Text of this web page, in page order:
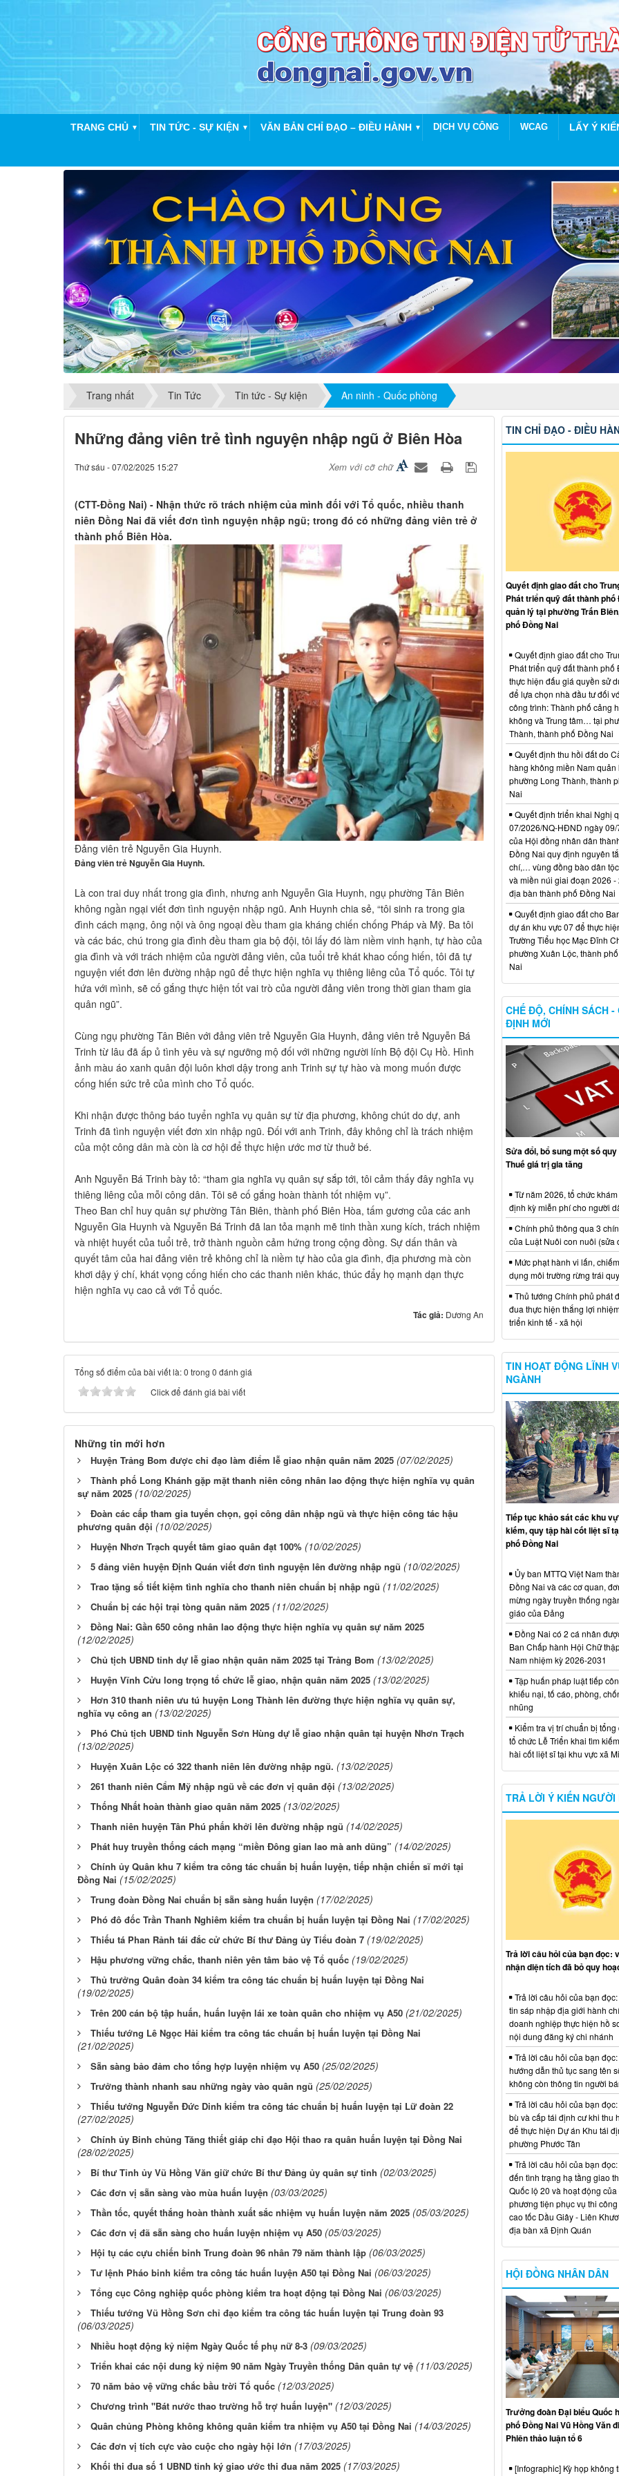
TRANG CHỦ ▼ TIN TỨC - SỰ KIỆN ▼ VĂN BẢN CHỈ ĐẠO – ĐIỀU HÀNH ▼ DỊCH VỤ CÔNG WCAG LẤY Ý
Trang nhất Tin Tức Tin tức - Sự kiện An ninh - Quốc phòng
Những đảng viên trẻ tình nguyện nhập ngũ ở Biên Hòa
Thứ sáu - 07/02/2025 15:27 Xem với cỡ chữ
(CTT-Đồng Nai) - Nhận thức rõ trách nhiệm của mình đối với Tổ quốc, nhiều thanh
niên Đồng Nai đã viết đơn tình nguyện nhập ngũ; trong đó có những đảng viên trẻ ở
thành phố Biên Hòa.
Đảng viên trẻ Nguyễn Gia Huynh.
Đảng viên trẻ Nguyễn Gia Huynh.
Là con trai duy nhất trong gia đình, nhưng anh Nguyễn Gia Huynh, ngụ phường Tân Biên
không ngần ngại viết đơn tình nguyện nhập ngũ. Anh Huynh chia sẻ, “tôi sinh ra trong gia
đình cách mạng, ông nội và ông ngoại đều tham gia kháng chiến chống Pháp và Mỹ. Ba tôi
và các bác, chú trong gia đình đều tham gia bộ đội, tôi lấy đó làm niềm vinh hạnh, tự hào của
gia đình và với trách nhiệm của người đảng viên, của tuổi trẻ khát khao cống hiến, tôi đã tự
nguyện viết đơn lên đường nhập ngũ để thực hiện nghĩa vụ thiêng liêng của Tổ quốc. Tôi tự
hứa với mình, sẽ cố gắng thực hiện tốt vai trò của người đảng viên trong thời gian tham gia
quân ngũ”.
Cùng ngụ phường Tân Biên với đảng viên trẻ Nguyễn Gia Huynh, đảng viên trẻ Nguyễn Bá
Trinh từ lâu đã ấp ủ tình yêu và sự ngưỡng mộ đối với những người lính Bộ đội Cụ Hồ. Hình
ảnh màu áo xanh quân đội luôn khơi dậy trong anh Trinh sự tự hào và mong muốn được
cống hiến sức trẻ của mình cho Tổ quốc.
Khi nhận được thông báo tuyển nghĩa vụ quân sự từ địa phương, không chút do dự, anh
Trinh đã tình nguyện viết đơn xin nhập ngũ. Đối với anh Trinh, đây không chỉ là trách nhiệm
của một công dân mà còn là cơ hội để thực hiện ước mơ từ thuở bé.
Anh Nguyễn Bá Trinh bày tỏ: “tham gia nghĩa vụ quân sự sắp tới, tôi cảm thấy đây nghĩa vụ
thiêng liêng của mỗi công dân. Tôi sẽ cố gắng hoàn thành tốt nhiệm vụ”.
Theo Ban chỉ huy quân sự phường Tân Biên, thành phố Biên Hòa, tấm gương của các anh
Nguyễn Gia Huynh và Nguyễn Bá Trinh đã lan tỏa mạnh mẽ tinh thần xung kích, trách nhiệm
và nhiệt huyết của tuổi trẻ, trở thành nguồn cảm hứng trong cộng đồng. Sự dấn thân và
quyết tâm của hai đảng viên trẻ không chỉ là niềm tự hào của gia đình, địa phương mà còn
khơi dậy ý chí, khát vọng cống hiến cho các thanh niên khác, thúc đẩy họ mạnh dạn thực
hiện nghĩa vụ cao cả với Tổ quốc.
Tác giả: Dương An
Tổng số điểm của bài viết là: 0 trong 0 đánh giá
Click để đánh giá bài viết
Những tin mới hơn
Huyện Trảng Bom được chỉ đạo làm điểm lễ giao nhận quân năm 2025 (07/02/2025)
Thành phố Long Khánh gặp mặt thanh niên công nhân lao động thực hiện nghĩa vụ quân
sự năm 2025 (10/02/2025)
Đoàn các cấp tham gia tuyển chọn, gọi công dân nhập ngũ và thực hiện công tác hậu
phương quân đội (10/02/2025)
Huyện Nhơn Trạch quyết tâm giao quân đạt 100% (10/02/2025)
5 đảng viên huyện Định Quán viết đơn tình nguyện lên đường nhập ngũ (10/02/2025)
Trao tặng sổ tiết kiệm tình nghĩa cho thanh niên chuẩn bị nhập ngũ (11/02/2025)
Chuẩn bị các hội trại tòng quân năm 2025 (11/02/2025)
Đồng Nai: Gần 650 công nhân lao động thực hiện nghĩa vụ quân sự năm 2025
(12/02/2025)
Chủ tịch UBND tỉnh dự lễ giao nhận quân năm 2025 tại Trảng Bom (13/02/2025)
Huyện Vĩnh Cửu long trọng tổ chức lễ giao, nhận quân năm 2025 (13/02/2025)
Hơn 310 thanh niên ưu tú huyện Long Thành lên đường thực hiện nghĩa vụ quân sự,
nghĩa vụ công an (13/02/2025)
Phó Chủ tịch UBND tỉnh Nguyễn Sơn Hùng dự lễ giao nhận quân tại huyện Nhơn Trạch
(13/02/2025)
Huyện Xuân Lộc có 322 thanh niên lên đường nhập ngũ. (13/02/2025)
261 thanh niên Cẩm Mỹ nhập ngũ về các đơn vị quân đội (13/02/2025)
Thống Nhất hoàn thành giao quân năm 2025 (13/02/2025)
Thanh niên huyện Tân Phú phấn khởi lên đường nhập ngũ (14/02/2025)
Phát huy truyền thống cách mạng “miền Đông gian lao mà anh dũng” (14/02/2025)
Chính ủy Quân khu 7 kiểm tra công tác chuẩn bị huấn luyện, tiếp nhận chiến sĩ mới tại
Đồng Nai (15/02/2025)
Trung đoàn Đồng Nai chuẩn bị sẵn sàng huấn luyện (17/02/2025)
Phó đô đốc Trần Thanh Nghiêm kiểm tra chuẩn bị huấn luyện tại Đồng Nai (17/02/2025)
Thiếu tá Phan Rảnh tái đắc cử chức Bí thư Đảng ủy Tiểu đoàn 7 (19/02/2025)
Hậu phương vững chắc, thanh niên yên tâm bảo vệ Tổ quốc (19/02/2025)
Thủ trưởng Quân đoàn 34 kiểm tra công tác chuẩn bị huấn luyện tại Đồng Nai
(19/02/2025)
Trên 200 cán bộ tập huấn, huấn luyện lái xe toàn quân cho nhiệm vụ A50 (21/02/2025)
Thiếu tướng Lê Ngọc Hải kiểm tra công tác chuẩn bị huấn luyện tại Đồng Nai
(21/02/2025)
Sẵn sàng bảo đảm cho tổng hợp luyện nhiệm vụ A50 (25/02/2025)
Trưởng thành nhanh sau những ngày vào quân ngũ (25/02/2025)
Thiếu tướng Nguyễn Đức Dinh kiểm tra công tác chuẩn bị huấn luyện tại Lữ đoàn 22
(27/02/2025)
Chính ủy Binh chủng Tăng thiết giáp chỉ đạo Hội thao ra quân huấn luyện tại Đồng Nai
(28/02/2025)
Bí thư Tỉnh ủy Vũ Hồng Văn giữ chức Bí thư Đảng ủy quân sự tỉnh (02/03/2025)
Các đơn vị sẵn sàng vào mùa huấn luyện (03/03/2025)
Thần tốc, quyết thắng hoàn thành xuất sắc nhiệm vụ huấn luyện năm 2025 (05/03/2025)
Các đơn vị đã sẵn sàng cho huấn luyện nhiệm vụ A50 (05/03/2025)
Hội tụ các cựu chiến binh Trung đoàn 96 nhân 79 năm thành lập (06/03/2025)
Tư lệnh Pháo binh kiểm tra công tác huấn luyện A50 tại Đồng Nai (06/03/2025)
Tổng cục Công nghiệp quốc phòng kiểm tra hoạt động tại Đồng Nai (06/03/2025)
Thiếu tướng Vũ Hồng Sơn chỉ đạo kiểm tra công tác huấn luyện tại Trung đoàn 93
(06/03/2025)
Nhiều hoạt động kỷ niệm Ngày Quốc tế phụ nữ 8-3 (09/03/2025)
Triển khai các nội dung kỷ niệm 90 năm Ngày Truyền thống Dân quân tự vệ (11/03/2025)
70 năm bảo vệ vững chắc bầu trời Tổ quốc (12/03/2025)
Chương trình "Bát nước thao trường hỗ trợ huấn luyện" (12/03/2025)
Quân chủng Phòng không không quân kiểm tra nhiệm vụ A50 tại Đồng Nai (14/03/2025)
Các đơn vị tích cực vào cuộc cho ngày hội lớn (17/03/2025)
Khối thi đua số 1 UBND tỉnh ký giao ước thi đua năm 2025 (17/03/2025)
TIN CHỈ ĐẠO - ĐIỀU
Quyết định giao đất cho
Phát triển quỹ đất thành phố
quản lý tại phường Trấn
phố Đồng Nai
Quyết định giao đất cho
Phát triển quỹ đất thành phố
thực hiện đấu giá quyền sử
để lựa chọn nhà đầu tư đối
công trình: Thành phố cảng
không và Trung tâm… tại
Thành, thành phố Đồng Nai
Quyết định thu hồi đất do
hàng không miền Nam quản
phường Long Thành, thành
Nai
Quyết định triển khai Nghị
07/2026/NQ-HĐND ngày 09/
của Hội đồng nhân dân
Đồng Nai quy định nguyên
chí,… vùng đồng bào dân
và miền núi giai đoạn 2026 -
địa bàn thành phố Đồng Nai
Quyết định giao đất cho
dự án khu vực 07 để thực
Trường Tiểu học Mạc Đĩnh
phường Xuân Lộc, thành
Nai
CHẾ ĐỘ, CHÍNH SÁCH -
ĐỊNH MỚI
Sửa đổi, bổ sung một số
Thuế giá trị gia tăng
Từ năm 2026, tổ chức
định kỳ miễn phí cho người
Chính phủ thông qua 3
của Luật Nuôi con nuôi (sửa
Mức phạt hành vi lấn,
dụng môi trường rừng trái
Thủ tướng Chính phủ phát
đua thực hiện thắng lợi
triển kinh tế - xã hội
TIN HOẠT ĐỘNG LĨNH
NGÀNH
Tiếp tục khảo sát các khu
kiếm, quy tập hài cốt liệt sĩ
phố Đồng Nai
Ủy ban MTTQ Việt Nam
Đồng Nai và các cơ quan,
mừng ngày truyền thống
giáo của Đảng
Đồng Nai có 2 cá nhân
Ban Chấp hành Hội Chữ
Nam nhiệm kỳ 2026-2031
Tập huấn pháp luật tiếp
khiếu nại, tố cáo, phòng,
nhũng
Kiểm tra vị trí chuẩn bị tổng
tổ chức Lễ Triển khai tìm
hài cốt liệt sĩ tại khu vực xã
TRẢ LỜI Ý KIẾN NGƯỜI
Trả lời câu hỏi của bạn đọc:
nhận diện tích đã bỏ quy
Trả lời câu hỏi của bạn
tin sáp nhập địa giới hành
doanh nghiệp thực hiện hồ
nội dung đăng ký chi nhánh
Trả lời câu hỏi của bạn
hướng dẫn thủ tục sang tên
không còn thông tin người
Trả lời câu hỏi của bạn
bù và cấp tái định cư khi thu
để thực hiện Dự án Khu tái
phường Phước Tân
Trả lời câu hỏi của bạn
đến tình trạng hạ tầng giao
Quốc lộ 20 và hoạt động của
phương tiện phục vụ thi
cao tốc Dầu Giây - Liên
địa bàn xã Định Quán
HỘI ĐỒNG NHÂN DÂN
Trưởng đoàn Đại biểu Quốc
phố Đồng Nai Vũ Hồng Văn
Phiên thảo luận tổ 6
[Infographic] Kỳ họp không